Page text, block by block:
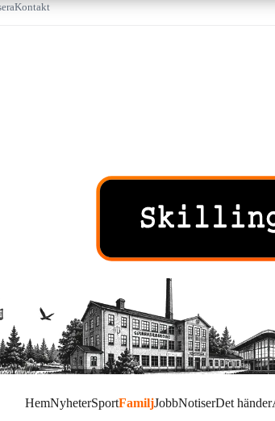
Kontakt
HemNyheterSportFamiljJobbNotiserDet händer